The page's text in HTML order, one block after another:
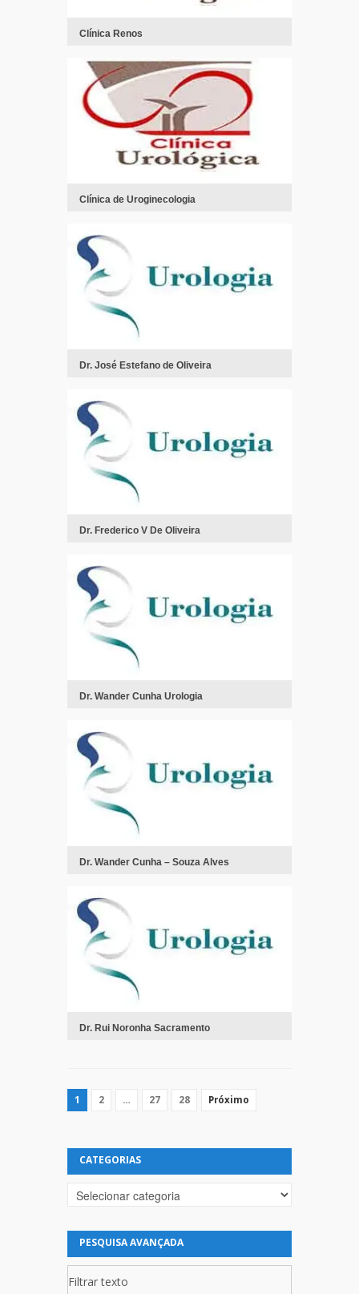
Clínica Renos
Clínica de Uroginecologia
Dr. José Estefano de Oliveira
Dr. Frederico V De Oliveira
Dr. Wander Cunha Urologia
Dr. Wander Cunha – Souza Alves
Dr. Rui Noronha Sacramento
1 2 … 27 28 Próximo
CATEGORIAS
Categorias
PESQUISA AVANÇADA
Filtrar texto